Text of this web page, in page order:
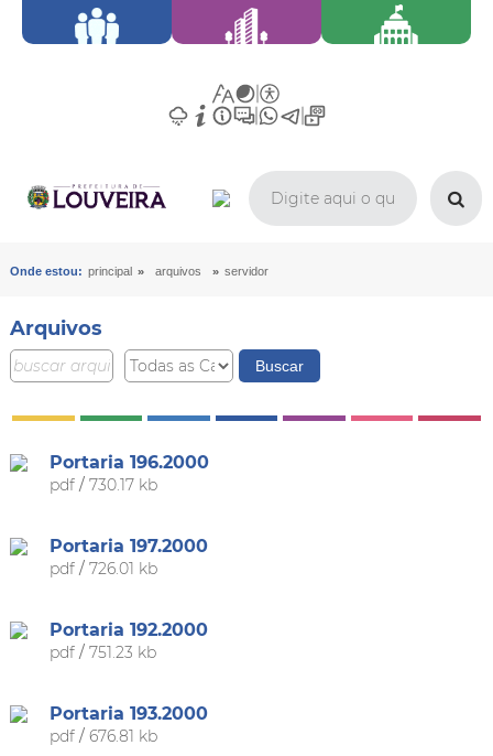
Onde estou: principal » arquivos » servidor
Arquivos
Portaria 196.2000
pdf/ 730.17 kb
Portaria 197.2000
pdf/ 726.01 kb
Portaria 192.2000
pdf/ 751.23 kb
Portaria 193.2000
pdf/ 676.81 kb